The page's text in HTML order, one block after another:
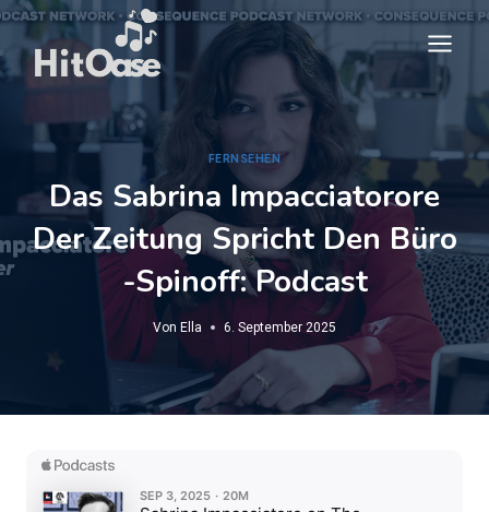
Zum
Inhalt
springen
FERNSEHEN
Das Sabrina Impacciatorore
Der Zeitung Spricht Den Büro
-Spinoff: Podcast
Von Ella 6. September 2025